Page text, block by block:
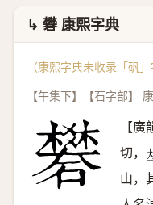
↳ 礬 康熙字典
（康熙字典未收录「矾
【午集下】【石字部】
【
切，
山，